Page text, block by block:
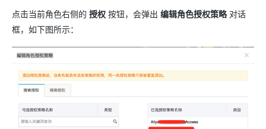
点击当前角色右侧的 授权 按钮，会弹出 编辑角色授权策略对话
框，如下图所示：